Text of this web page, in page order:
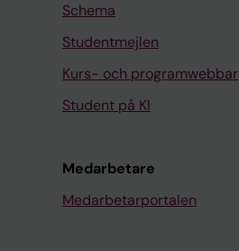
Schema
Studentmejlen
Kurs- och programwebbar
Student på KI
Medarbetare
Medarbetarportalen